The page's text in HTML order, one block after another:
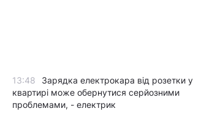
13:48
Зарядка електрокара від розетки у
квартирі може обернутися серйозними
проблемами, - електрик